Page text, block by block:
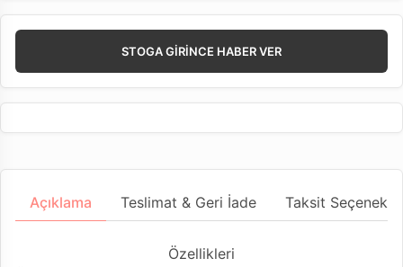
STOGA GIRINCE HABER VER
Açıklama Teslimat & Geri İade Taksit
Özellikleri